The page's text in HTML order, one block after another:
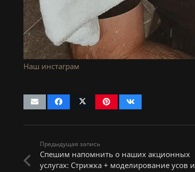
Наш инстаграм
Предыдущая запись
Спешим напомнить о наших акционных
услугах: Стрижка + моделирование усов и